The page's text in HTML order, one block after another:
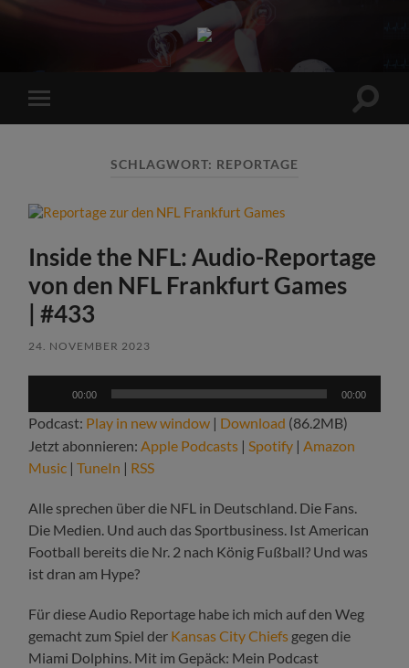
Sports
Maniac
Mobile-
Menü
SCHLAGWORT: REPORTAGE
Inside the NFL: Audio-Reportage
von den NFL Frankfurt Games
| #433
24. NOVEMBER 2023
00:00 00:00
Podcast: Play in new window | Download (86.2MB)
Jetzt abonnieren:Apple Podcasts |Spotify |Amazon
Music |TuneIn | RSS
Alle sprechen über die NFL in Deutschland. Die Fans.
Die Medien. Und auch das Sportbusiness. Ist American
Football bereits die Nr. 2 nach König Fußball? Und was
ist dran am Hype?
Für diese Audio Reportage habe ich mich auf den Weg
gemacht zum Spiel der Kansas City Chiefs gegen die
Miami Dolphins. Mit im Gepäck: Mein Podcast